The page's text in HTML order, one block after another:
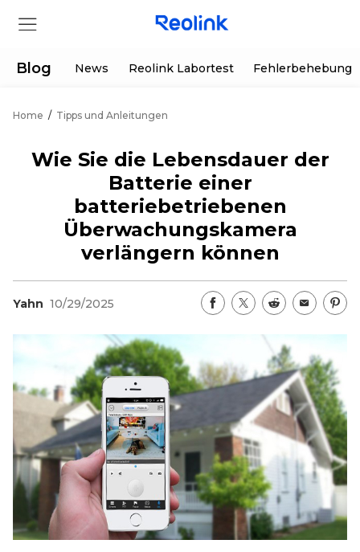
Supportanfrage
Herunterladen
App & Client
Blog
Kontakt
Sonderangebot
Generalüberholt
Partner
Bestellung verfolgen
Registrieren
Einloggen
Blog News Reolink Labortest Fehlerbehebung
Home / Tipps und Anleitungen
Wie Sie die Lebensdauer der
Batterie einer
batteriebetriebenen
Überwachungskamera
verlängern können
Yahn 10/29/2025